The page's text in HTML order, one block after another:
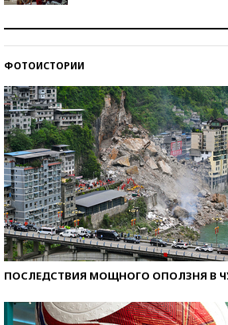
ФОТОИСТОРИИ
ПОСЛЕДСТВИЯ МОЩНОГО ОПОЛЗНЯ В